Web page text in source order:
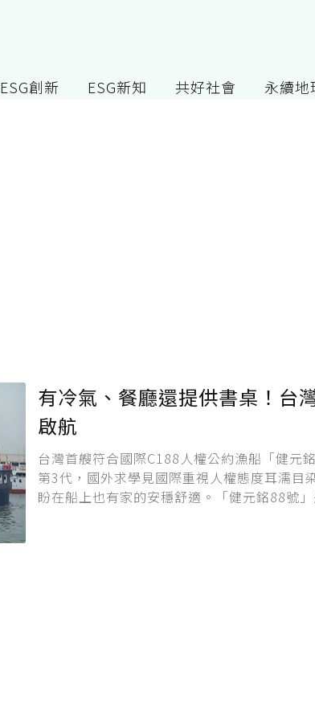
ESG創新 ESG新知 共好社會 永續地
有冷氣、餐廳還提供書桌！台
啟航
台灣首艘符合國際C188人權公約漁船「健元
第3代，國外求學見國際重視人權態度耳濡目
盼在船上也有家的安穩舒適。「健元銘88號